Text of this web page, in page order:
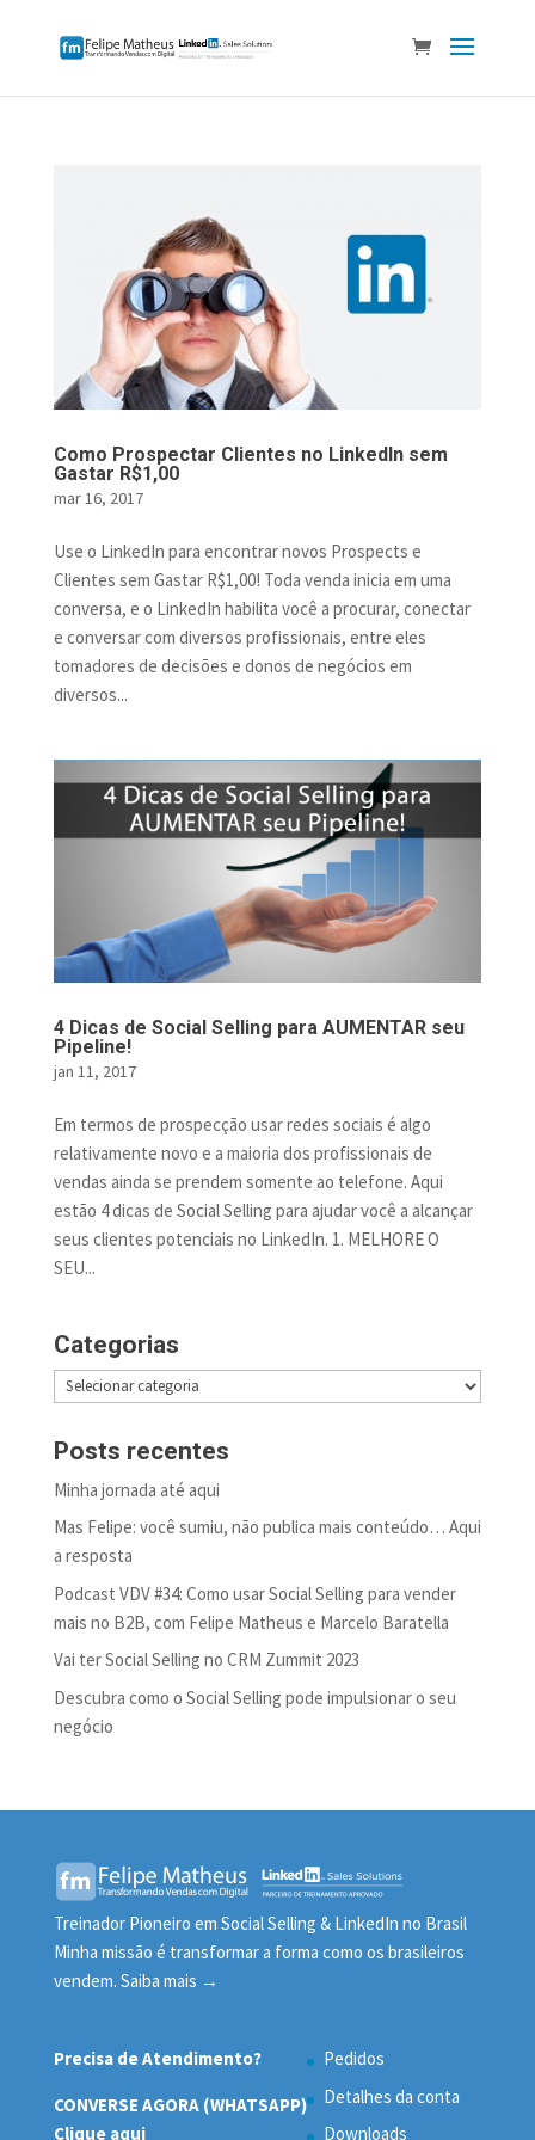
Como Prospectar Clientes no LinkedIn sem
Gastar R$1,00
mar 16, 2017
Use o LinkedIn para encontrar novos Prospects e
Clientes sem Gastar R$1,00! Toda venda inicia em uma
conversa, e o LinkedIn habilita você a procurar, conectar
e conversar com diversos profissionais, entre eles
tomadores de decisões e donos de negócios em
diversos...
4 Dicas de Social Selling para AUMENTAR seu
Pipeline!
jan 11, 2017
Em termos de prospecção usar redes sociais é algo
relativamente novo e a maioria dos profissionais de
vendas ainda se prendem somente ao telefone. Aqui
estão 4 dicas de Social Selling para ajudar você a alcançar
seus clientes potenciais no LinkedIn. 1. MELHORE O
SEU...
Categorias
Categorias
Posts recentes
Minha jornada até aqui
Mas Felipe: você sumiu, não publica mais conteúdo… Aqui
a resposta
Podcast VDV #34: Como usar Social Selling para vender
mais no B2B, com Felipe Matheus e Marcelo Baratella
Vai ter Social Selling no CRM Zummit 2023
Descubra como o Social Selling pode impulsionar o seu
negócio
Treinador Pioneiro em Social Selling & LinkedIn no Brasil
Minha missão é transformar a forma como os brasileiros
vendem. Saiba mais →
Precisa de Atendimento?
CONVERSE AGORA (WHATSAPP)
Clique aqui
Pedidos
Detalhes da conta
Downloads